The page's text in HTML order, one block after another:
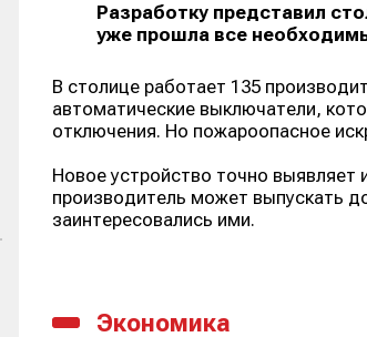
Разработку представил
уже прошла все
В столице работает 135
автоматические выключатели,
отключения. Но пожароопасное
Новое устройство точно выявляет
производитель может выпускать
заинтересовались ими.
Экономика